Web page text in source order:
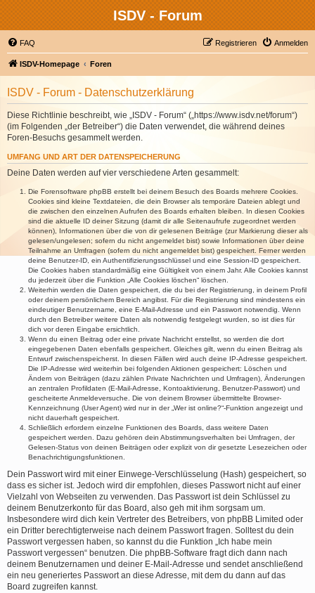
ISDV - Forum
FAQ Anmelden
Registrieren
ISDV-Homepage Foren
ISDV - Forum - Datenschutzerklärung
Diese Richtlinie beschreibt, wie „ISDV - Forum“ („https://www.isdv.net/forum“)
(im Folgenden „der Betreiber“) die Daten verwendet, die während deines
Foren-Besuchs gesammelt werden.
UMFANG UND ART DER DATENSPEICHERUNG
Deine Daten werden auf vier verschiedene Arten gesammelt:
Die Forensoftware phpBB erstellt bei deinem Besuch des Boards mehrere Cookies.
Cookies sind kleine Textdateien, die dein Browser als temporäre Dateien ablegt und
die zwischen den einzelnen Aufrufen des Boards erhalten bleiben. In diesen Cookies
sind die aktuelle ID deiner Sitzung (damit dir alle Seitenaufrufe zugeordnet werden
können), Informationen über die von dir gelesenen Beiträge (zur Markierung dieser als
gelesen/ungelesen; sofern du nicht angemeldet bist) sowie Informationen über deine
Teilnahme an Umfragen (sofern du nicht angemeldet bist) gespeichert. Ferner werden
deine Benutzer-ID, ein Authentifizierungsschlüssel und eine Session-ID gespeichert.
Die Cookies haben standardmäßig eine Gültigkeit von einem Jahr. Alle Cookies kannst
du jederzeit über die Funktion „Alle Cookies löschen“ löschen.
Weiterhin werden die Daten gespeichert, die du bei der Registrierung, in deinem Profil
oder deinem persönlichem Bereich angibst. Für die Registrierung sind mindestens ein
eindeutiger Benutzername, eine E-Mail-Adresse und ein Passwort notwendig. Wenn
durch den Betreiber weitere Daten als notwendig festgelegt wurden, so ist dies für
dich vor deren Eingabe ersichtlich.
Wenn du einen Beitrag oder eine private Nachricht erstellst, so werden die dort
eingegebenen Daten ebenfalls gespeichert. Gleiches gilt, wenn du einen Beitrag als
Entwurf zwischenspeicherst. In diesen Fällen wird auch deine IP-Adresse gespeichert.
Die IP-Adresse wird weiterhin bei folgenden Aktionen gespeichert: Löschen und
Ändern von Beiträgen (dazu zählen Private Nachrichten und Umfragen), Änderungen
an zentralen Profildaten (E-Mail-Adresse, Kontoaktivierung, Benutzer-Passwort) und
gescheiterte Anmeldeversuche. Die von deinem Browser übermittelte Browser-
Kennzeichnung (User Agent) wird nur in der „Wer ist online?“-Funktion angezeigt und
nicht dauerhaft gespeichert.
Schließlich erfordern einzelne Funktionen des Boards, dass weitere Daten
gespeichert werden. Dazu gehören dein Abstimmungsverhalten bei Umfragen, der
Gelesen-Status von deinen Beiträgen oder explizit von dir gesetzte Lesezeichen oder
Benachrichtigungsfunktionen.
Dein Passwort wird mit einer Einwege-Verschlüsselung (Hash) gespeichert, so
dass es sicher ist. Jedoch wird dir empfohlen, dieses Passwort nicht auf einer
Vielzahl von Webseiten zu verwenden. Das Passwort ist dein Schlüssel zu
deinem Benutzerkonto für das Board, also geh mit ihm sorgsam um.
Insbesondere wird dich kein Vertreter des Betreibers, von phpBB Limited oder
ein Dritter berechtigterweise nach deinem Passwort fragen. Solltest du dein
Passwort vergessen haben, so kannst du die Funktion „Ich habe mein
Passwort vergessen“ benutzen. Die phpBB-Software fragt dich dann nach
deinem Benutzernamen und deiner E-Mail-Adresse und sendet anschließend
ein neu generiertes Passwort an diese Adresse, mit dem du dann auf das
Board zugreifen kannst.